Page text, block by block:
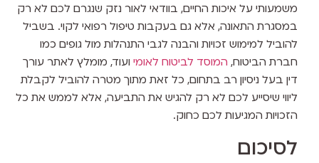
משמעותי על איכות החיים, בוודאי לאור נזק שנגרם לכם לא רק
במסגרת התאונה, אלא גם בעקבות טיפול רפואי לקוי. בשביל
להוביל למימוש זכויות והבנה לגבי התנהלות מול גופים כמו
חברת הביטוח,המוסד לביטוח לאומיועוד, מומלץ לאתר עורך
דין בעל ניסיון רב בתחום, כל זאת מתוך מטרה להוביל לקבלת
ליווי שיסייע לכם לא רק להגיש את התביעה, אלא לממש את כל
הזכויות המגיעות לכם כחוק.
לסיכום